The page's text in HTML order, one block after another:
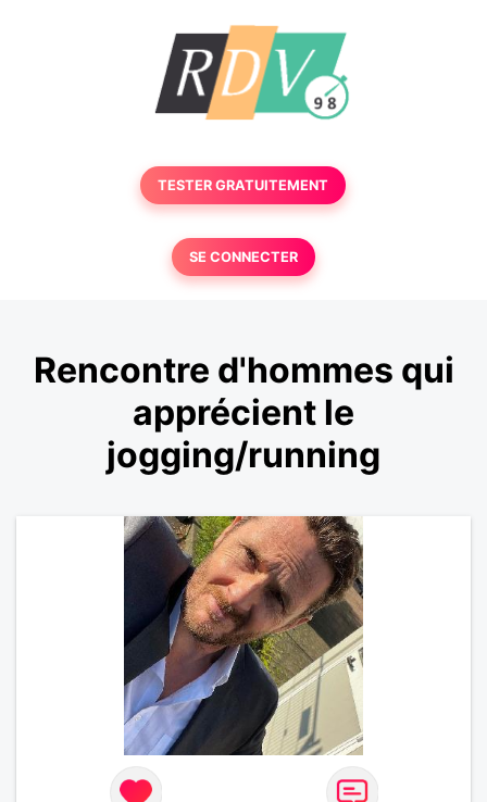
TESTER GRATUITEMENT
SE CONNECTER
Rencontre d'hommes qui
apprécient le
jogging/running